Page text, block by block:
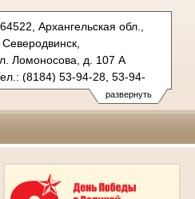
развернуть
Архангельская обл.,
Северодвинск,
Ломоносова, д. 107 А
(8184) 53-94-28, 53-94-
(ф.)